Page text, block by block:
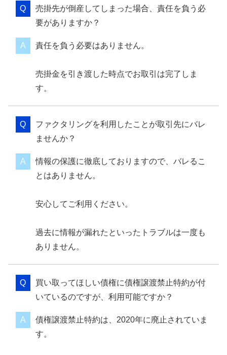
売掛先が倒産してしまった場合、責任を負う必
要がありますか？
責任を負う必要はありません。
売掛金を引き渡した時点でお取引は完了しま
す。
ファクタリングを利用したことが取引先にバレ
ませんか？
情報の保護に徹底しておりますので、バレるこ
とはありません。
安心してご利用ください。
過去に情報が漏れたといったトラブルは一度も
ありません。
買い取ってほしい債権に債権譲渡禁止特約が付
いているのですが、利用可能ですか？
債権譲渡禁止特約は、2020年に廃止されていま
す。